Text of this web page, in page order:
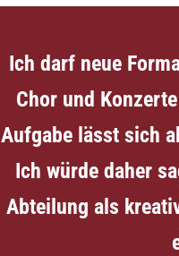
Ich darf neue
Chor und
Aufgabe lässt sich
Ich würde daher
Abteilung als